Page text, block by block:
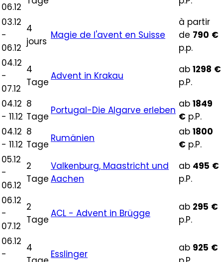
06.12
03.12
-
06.12
4
jours
Magie de l'avent en Suisse
à partir
de 790 €
p.p.
04.12
-
07.12
4
Tage
Advent in Krakau
ab 1298 €
p.P.
04.12
- 11.12
8
Tage
Portugal-Die Algarve erleben
ab 1849
€ p.P.
04.12
- 11.12
8
Tage
Rumänien
ab 1800
€ p.P.
05.12
-
06.12
2
Tage
Valkenburg, Maastricht und
Aachen
ab 495 €
p.P.
06.12
-
07.12
2
Tage
ACL - Advent in Brügge
ab 295 €
p.P.
06.12
-
4
Esslinger
ab 925 €